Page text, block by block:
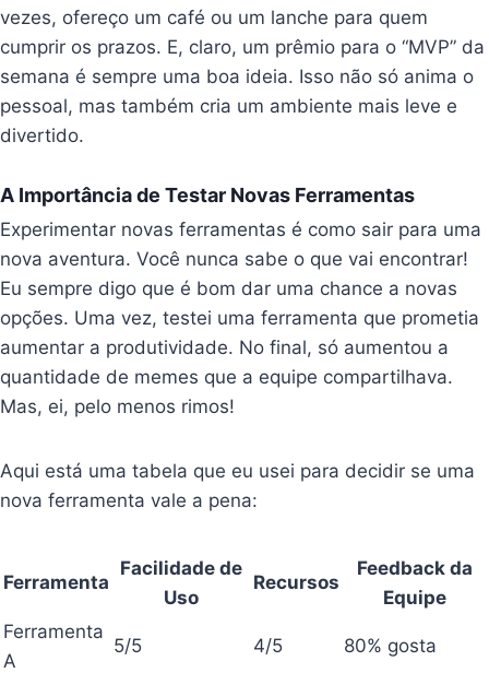
vezes, ofereço um café ou um lanche para quem
cumprir os prazos. E, claro, um prêmio para o “MVP” da
semana é sempre uma boa ideia. Isso não só anima o
pessoal, mas também cria um ambiente mais leve e
divertido.
A Importância de Testar Novas Ferramentas
Experimentar novas ferramentas é como sair para uma
nova aventura. Você nunca sabe o que vai encontrar!
Eu sempre digo que é bom dar uma chance a novas
opções. Uma vez, testei uma ferramenta que prometia
aumentar a produtividade. No final, só aumentou a
quantidade de memes que a equipe compartilhava.
Mas, ei, pelo menos rimos!
Aqui está uma tabela que eu usei para decidir se uma
nova ferramenta vale a pena:
Ferramenta
Facilidade de
Uso
Recursos
Feedback da
Equipe
Ferramenta
A
5/5 4/5 80% gosta